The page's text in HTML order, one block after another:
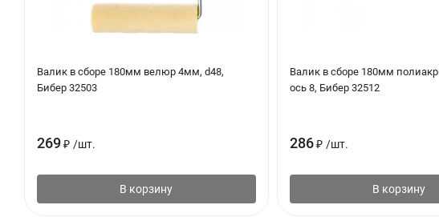
Эмаль наносят на подготовленную поверхность методом распыления,
Валик в сборе 180мм велюр 4мм, d48,
Бибер 32503
269₽ /шт.
В корзину
Валик в сборе 180мм
ось 8, Бибер 32512
286 ₽ /шт.
В корзину